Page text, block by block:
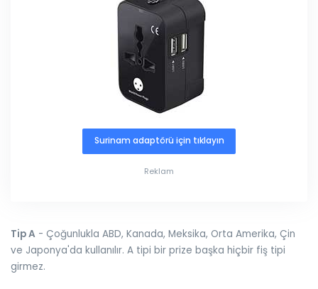
Surinam adaptörü için tıklayın
Reklam
Tip A - Çoğunlukla ABD, Kanada, Meksika, Orta Amerika, Çin
ve Japonya'da kullanılır. A tipi bir prize başka hiçbir fiş tipi
girmez.